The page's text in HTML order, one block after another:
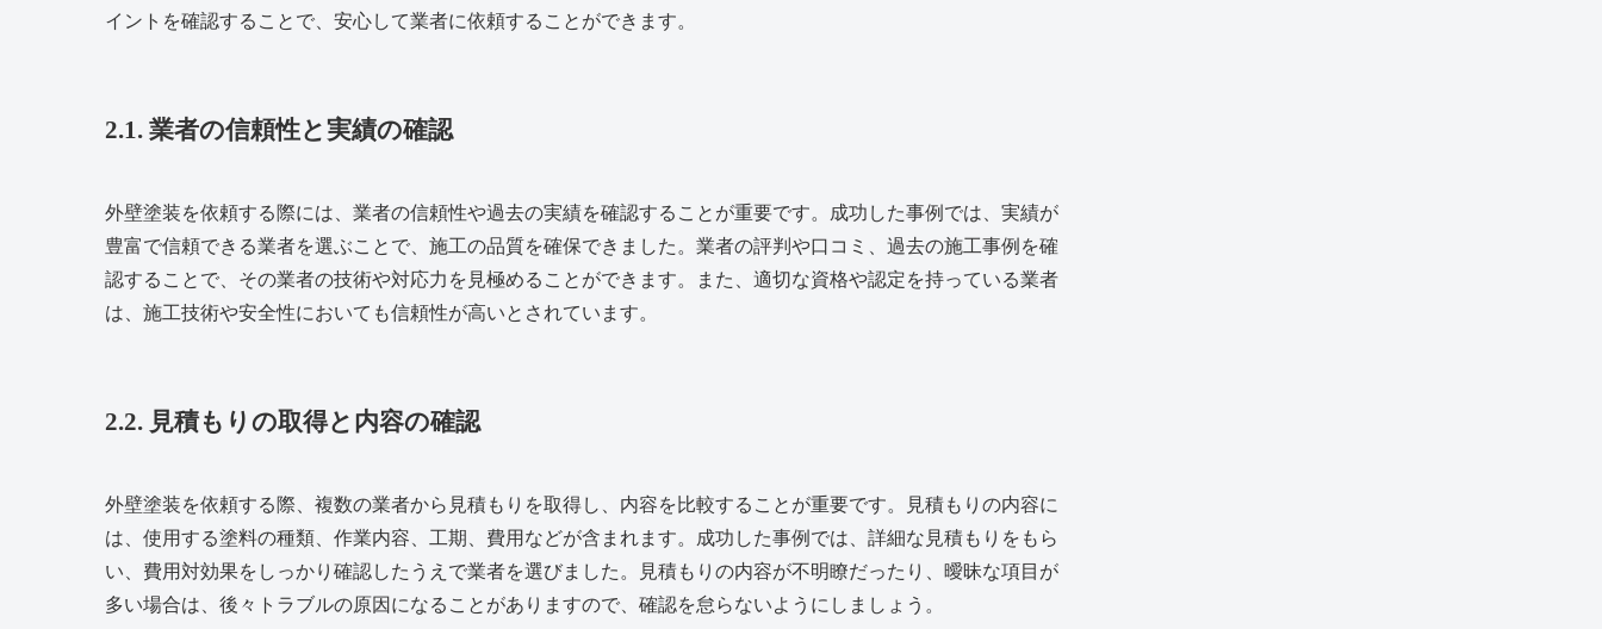
イントを確認することで、安心して業者に依頼することができます。
2.1. 業者の信頼性と実績の確認
外壁塗装を依頼する際には、業者の信頼性や過去の実績を確認することが重要です。成功した事例では、実績が
豊富で信頼できる業者を選ぶことで、施工の品質を確保できました。業者の評判や口コミ、過去の施工事例を確
認することで、その業者の技術や対応力を見極めることができます。また、適切な資格や認定を持っている業者
は、施工技術や安全性においても信頼性が高いとされています。
2.2. 見積もりの取得と内容の確認
外壁塗装を依頼する際、複数の業者から見積もりを取得し、内容を比較することが重要です。見積もりの内容に
は、使用する塗料の種類、作業内容、工期、費用などが含まれます。成功した事例では、詳細な見積もりをもら
い、費用対効果をしっかり確認したうえで業者を選びました。見積もりの内容が不明瞭だったり、曖昧な項目が
多い場合は、後々トラブルの原因になることがありますので、確認を怠らないようにしましょう。